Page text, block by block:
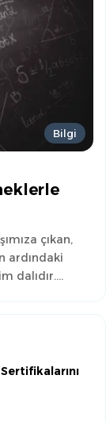
Bilgi
çıkan,
ardındaki
dalıdır.…